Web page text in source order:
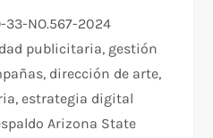
33-NO.567-2024
publicitaria, gestión
dirección de arte,
estrategia digital
Arizona State